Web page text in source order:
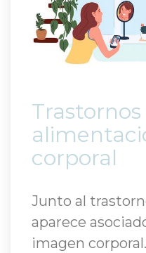
Trastornos
corporal
Junto al
aparece
imagen